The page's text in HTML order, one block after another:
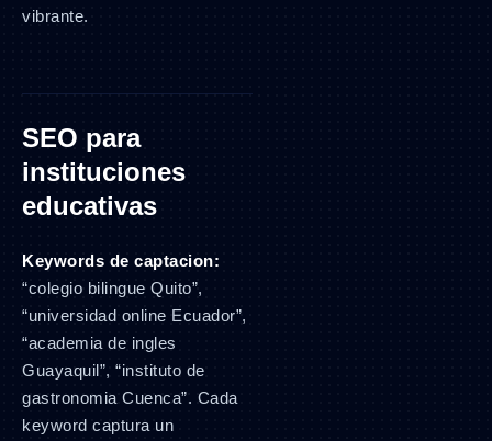
vibrante.
SEO para
instituciones
educativas
Keywords de captacion:
“colegio bilingue Quito”,
“universidad online Ecuador”,
“academia de ingles
Guayaquil”, “instituto de
gastronomia Cuenca”. Cada
keyword captura un